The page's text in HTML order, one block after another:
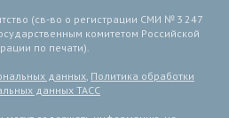
(св-во о регистрации СМИ № 3 247
комитетом Российской
по печати).
данных, Политика обработки
данных ТАСС